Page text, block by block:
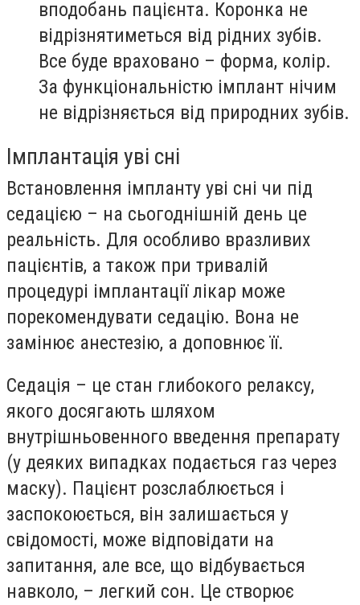
вподобань пацієнта. Коронка не
відрізнятиметься від рідних зубів.
Все буде враховано – форма, колір.
За функціональністю імплант нічим
не відрізняється від природних зубів.
Імплантація уві сні
Встановлення імпланту уві сні чи під
седацією – на сьогоднішній день це
реальність. Для особливо вразливих
пацієнтів, а також при тривалій
процедурі імплантації лікар може
порекомендувати седацію. Вона не
замінює анестезію, а доповнює її.
Седація – це стан глибокого релаксу,
якого досягають шляхом
внутрішньовенного введення препарату
(у деяких випадках подається газ через
маску). Пацієнт розслаблюється і
заспокоюється, він залишається у
свідомості, може відповідати на
запитання, але все, що відбувається
навколо, – легкий сон. Це створює